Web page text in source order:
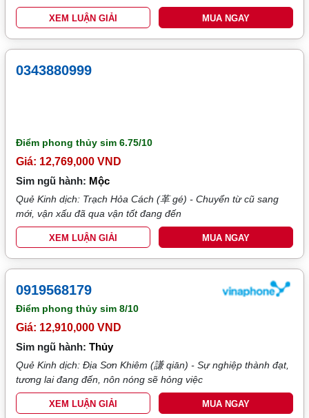
XEM LUẬN GIẢI MUA NGAY
0343880999
Điểm phong thủy sim6.75/10
Giá: 12,769,000 VND
Sim ngũ hành: Mộc
Quẻ Kinh dịch: Trạch Hỏa Cách (革 gé) - Chuyển từ cũ sang
mới, vận xấu đã qua vận tốt đang đến
XEM LUẬN GIẢI MUA NGAY
0919568179
Điểm phong thủy sim8/10
Giá: 12,910,000 VND
Sim ngũ hành:Thủy
Quẻ Kinh dịch: Địa Sơn Khiêm (謙 qiān) - Sự nghiệp thành đạt,
tương lai đang đến, nôn nóng sẽ hỏng việc
XEM LUẬN GIẢI MUA NGAY